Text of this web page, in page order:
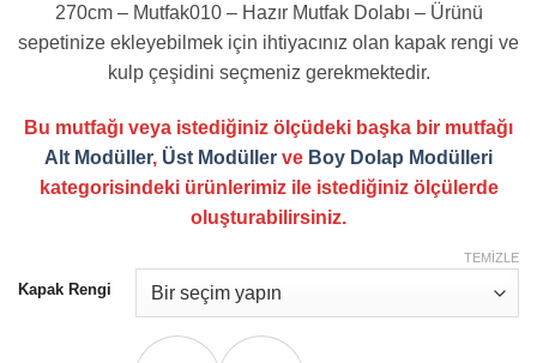
₺23.000,00
-
₺40.500,00
270cm – Mutfak010 – Hazır Mutfak Dolabı – Ürünü
sepetinize ekleyebilmek için ihtiyacınız olan kapak rengi ve
kulp çeşidini seçmeniz gerekmektedir.
Bu mutfağı veya istediğiniz ölçüdeki başka bir mutfağı
Alt Modüller, Üst Modüller ve Boy Dolap Modülleri
kategorisindeki ürünlerimiz ile istediğiniz ölçülerde
oluşturabilirsiniz.
Kapak Rengi
TEMIZLE